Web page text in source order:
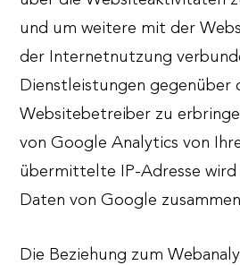
und um weitere mit der
der Internetnutzung
Dienstleistungen gegenüber
Websitebetreiber zu
von Google Analytics von
übermittelte IP-Adresse
Daten von Google
Die Beziehung zum